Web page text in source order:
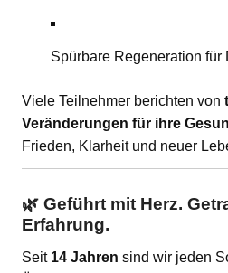
Spürbare Regeneration für
Viele Teilnehmer berichten von
Veränderungen für ihre
Frieden, Klarheit und neuer
🌿 Geführt mit Herz.
Erfahrung.
Seit 14 Jahren sind wir jeden